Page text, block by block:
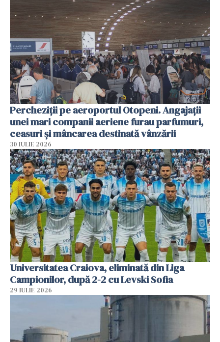
Percheziții pe aeroportul Otopeni. Angajații
unei mari companii aeriene furau parfumuri,
ceasuri și mâncarea destinată vânzării
30 IULIE 2026
Universitatea Craiova, eliminată din Liga
Campionilor, după 2-2 cu Levski Sofia
29 IULIE 2026